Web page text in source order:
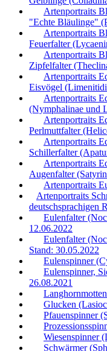
Artenportraits
"Echte Bläulinge"
Artenportraits
Feuerfalter
Artenportraits
Zipfelfalter
Artenportraits
Eisvögel
Artenportraits
(Nymphalinae und
Artenportraits
Perlmuttfalter
Artenportraits
Schillerfalter
Artenportraits
Augenfalter
Artenportraits
Artenportraits
deutschsprachigen
Eulenfalter
12.06.2022
Eulenfalter
Stand: 30.05.2022
Eulenspinner
Eulenspinner,
26.08.2021
Glucken
Pfauenspinner
Wiesenspinner
Schwärmer